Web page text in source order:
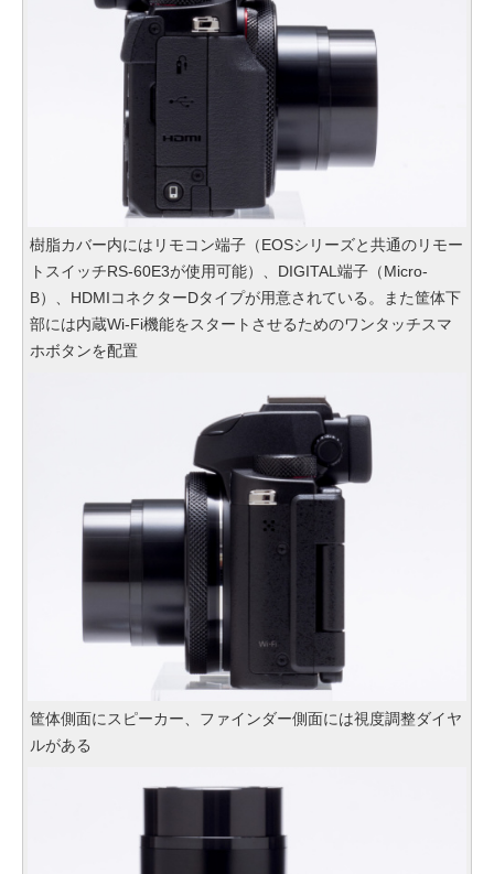
樹脂カバー内にはリモコン端子（EOSシリーズと共通のリモー
トスイッチRS-60E3が使用可能）、DIGITAL端子（Micro-
B）、HDMIコネクターDタイプが用意されている。また筐体下
部には内蔵Wi-Fi機能をスタートさせるためのワンタッチスマ
ホボタンを配置
筐体側面にスピーカー、ファインダー側面には視度調整ダイヤ
ルがある